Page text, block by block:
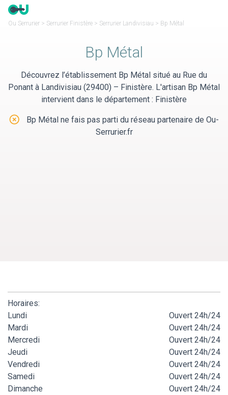
Panneau de gestion des cookies
Ou Serrurier > Serrurier Finistère > Serrurier Landivisiau > Bp Métal
Bp Métal
Découvrez l’établissement Bp Métal situé au Rue du
Ponant à Landivisiau (29400) – Finistère. L'artisan Bp Métal
intervient dans le département : Finistère
Bp Métal ne fais pas parti du réseau partenaire de Ou-
Serrurier.fr
Horaires:
Lundi
Ouvert 24h/24
Mardi
Ouvert 24h/24
Mercredi
Ouvert 24h/24
Jeudi
Ouvert 24h/24
Vendredi
Ouvert 24h/24
Samedi
Ouvert 24h/24
Dimanche
Ouvert 24h/24